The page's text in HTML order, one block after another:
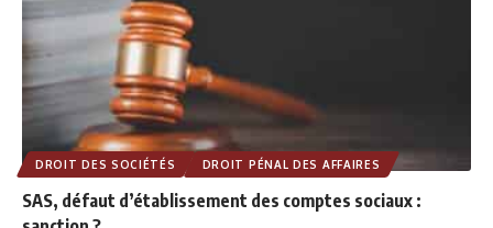
DROIT DES SOCIÉTÉS DROIT PÉNAL DES AFFAIRES
SAS, défaut d’établissement des comptes sociaux :